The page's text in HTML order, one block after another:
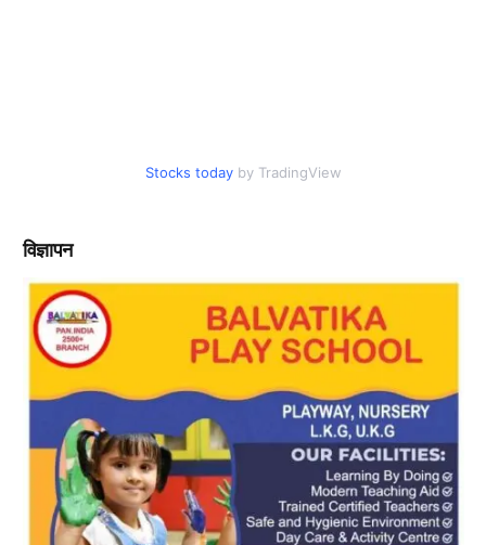
Stocks today by TradingView
विज्ञापन